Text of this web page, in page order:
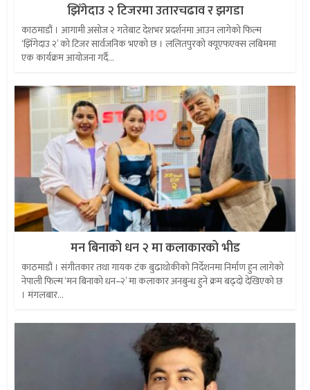
झिँगेदाउ २ टिजरमा उतारचढाव र झगडा
काठमाडौं । आगामी असोज २ गतेबाट देशभर प्रदर्शनमा आउन लागेको फिल्म
‘झिँगेदाउ २’ को टिजर सार्वजनिक भएको छ । ललितपुरको क्यूएफएक्स लबिममा
एक कार्यक्रम आयोजना गर्दै...
मन बिनाको धन २ मा कलाकारको भीड
काठमाडौं । संगीतकार तथा गायक टंक बुढाथोकीको निर्देशनमा निर्माण हुन लागेको
नेपाली फिल्म ‘मन बिनाको धन–२’ मा कलाकार अनबुन्ध हुने क्रम बढ्दो देखिएको छ
। मंगलबार...